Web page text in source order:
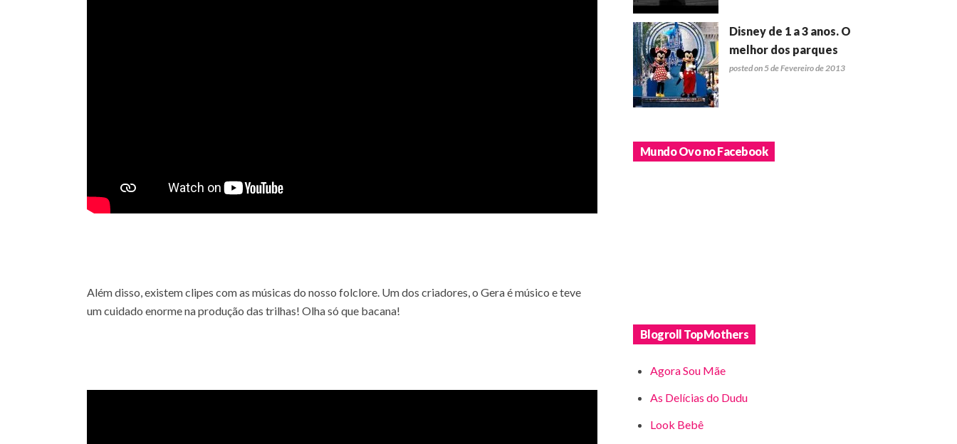
Além disso, existem clipes com as músicas do nosso folclore. Um dos criadores, o Gera é músico e teve
um cuidado enorme na produção das trilhas! Olha só que bacana!
Disney de 1 a 3 anos. O
melhor dos parques
posted on 5 de Fevereiro de 2013
Mundo Ovo no Facebook
Blogroll TopMothers
Agora Sou Mãe
As Delícias do Dudu
Look Bebê